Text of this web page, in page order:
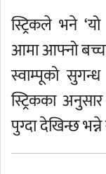
स्ट्रिकले भने
आमा आफ्नो
स्वाम्पूको
स्ट्रिकका
पुग्दा देखिन्छ